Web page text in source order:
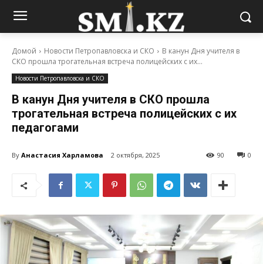
Домой Новости Петропавловска и СКО
В канун Дня учителя в
СКО прошла трогательная встреча полицейских с их...
Новости Петропавловска и СКО
В канун Дня учителя в СКО прошла
трогательная встреча полицейских с их
педагогами
By Анастасия Харламова 2 октября, 2025 0
90